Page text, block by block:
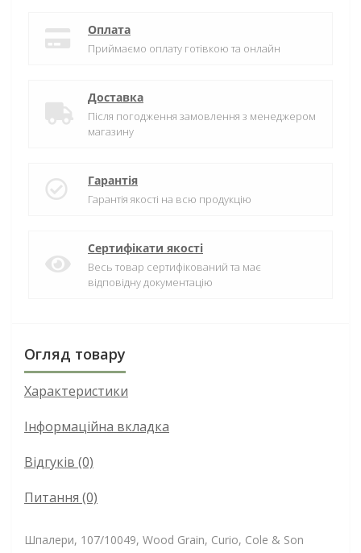
Оплата
Приймаємо оплату готівкою та онлайн
Доставка
Після погодження замовлення з менеджером
магазину
Гарантія
Гарантія якості на всю продукцію
Сертифікати якості
Весь товар сертифікований та має
відповідну документацію
Огляд товару
Характеристики
Інформаційна вкладка
Відгуків (0)
Питання (0)
Шпалери, 107/10049, Wood Grain, Curio, Cole & Son